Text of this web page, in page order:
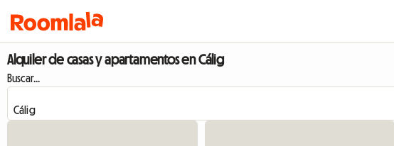
Alquiler de casas y apartamentos en Cálig
Buscar...